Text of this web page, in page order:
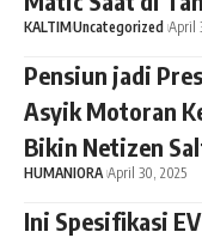
KALTIMUncategorized April
Pensiun jadi
Asyik Motoran
Bikin Netizen
HUMANIORA April 30, 2025
Ini Spesifikasi